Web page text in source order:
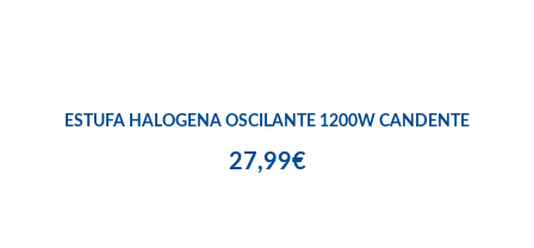
ESTUFA HALOGENA OSCILANTE 1200W CANDENTE
27,99€